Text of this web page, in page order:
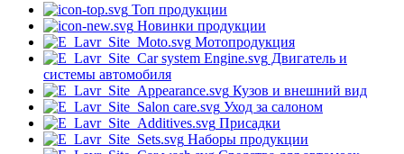
Топ продукции
Новинки продукции
Мотопродукция
Двигатель и
системы автомобиля
Кузов и внешний вид
Уход за салоном
Присадки
Наборы продукции